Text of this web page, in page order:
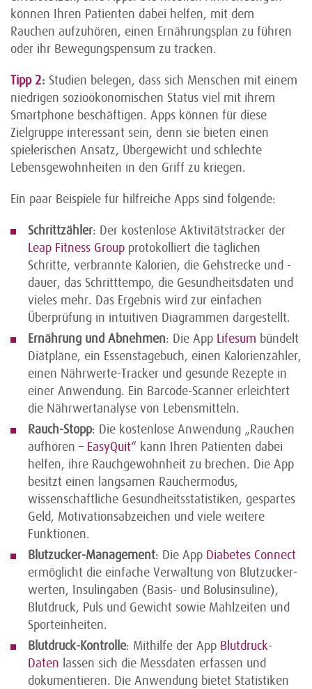
können Ihren Patienten dabei helfen, mit dem
Rauchen aufzuhören, einen Ernährungs­plan zu führen
oder ihr Bewegungspensum zu tracken.
Tipp 2: Studien belegen, dass sich Menschen mit einem
niedrigen sozio­ökonomischen Status viel mit ihrem
Smartphone beschäftigen. Apps können für diese
Zielgruppe interessant sein, denn sie bieten einen
spielerischen Ansatz, Übergewicht und schlechte
Lebens­gewohnheiten in den Griff zu kriegen.
Ein paar Beispiele für hilfreiche Apps sind folgende:
Schritt­zähler: Der kostenlose Aktivitäts­tracker der
Leap Fitness Group protokolliert die täglichen
Schritte, verbrannte Kalorien, die Gehstrecke und -
dauer, das Schritttempo, die Gesund­heits­daten und
vieles mehr. Das Ergebnis wird zur einfachen
Überprüfung in intuitiven Diagrammen dargestellt.
Ernährung und Abnehmen: Die App Lifesum bündelt
Diätpläne, ein Essenstagebuch, einen Kalorienzähler,
einen Nährwerte-Tracker und gesunde Rezepte in
einer Anwendung. Ein Barcode-Scanner erleichtert
die Nährwertanalyse von Lebensmitteln.
Rauch-Stopp: Die kostenlose Anwendung „Rauchen
aufhören –EasyQuit“ kann Ihren Patienten dabei
helfen, ihre Rauchgewohnheit zu brechen. Die App
besitzt einen langsamen Rauchermodus,
wissenschaftliche Gesundheitsstatistiken, gespartes
Geld, Motivationsabzeichen und viele weitere
Funktionen.
Blutzucker-Management: Die App Diabetes Connect
ermöglicht die einfache Verwaltung von Blut­zucker­
werten, Insulingaben (Basis- und Bolusinsuline),
Blutdruck, Puls und Gewicht sowie Mahlzeiten und
Sporteinheiten.
Blutdruck-Kontrolle: Mithilfe der App Blutdruck-
Daten lassen sich die Mess­daten erfassen und
dokumentieren. Die Anwendung bietet Statistiken